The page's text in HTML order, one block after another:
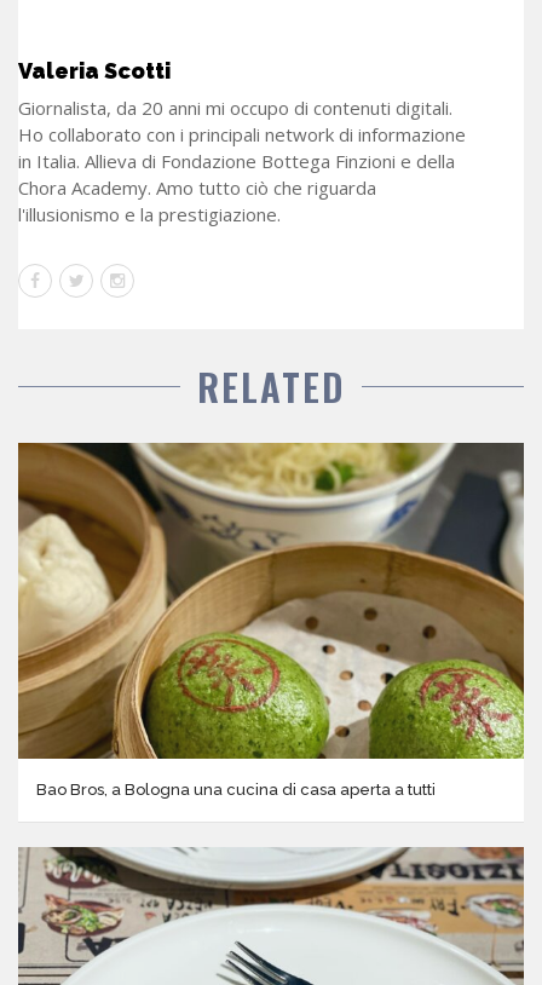
Valeria Scotti
Giornalista, da 20 anni mi occupo di contenuti digitali.
Ho collaborato con i principali network di informazione
in Italia. Allieva di Fondazione Bottega Finzioni e della
Chora Academy. Amo tutto ciò che riguarda
l'illusionismo e la prestigiazione.
RELATED
Bao Bros, a Bologna una cucina di casa aperta a tutti